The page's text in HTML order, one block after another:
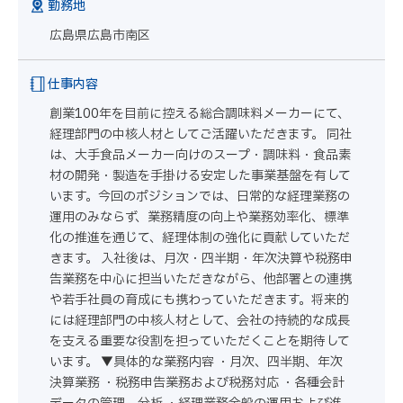
勤務地
広島県広島市南区
仕事内容
創業100年を目前に控える総合調味料メーカーにて、
経理部門の中核人材としてご活躍いただきます。 同社
は、大手食品メーカー向けのスープ・調味料・食品素
材の開発・製造を手掛ける安定した事業基盤を有して
います。今回のポジションでは、日常的な経理業務の
運用のみならず、業務精度の向上や業務効率化、標準
化の推進を通じて、経理体制の強化に貢献していただ
きます。 入社後は、月次・四半期・年次決算や税務申
告業務を中心に担当いただきながら、他部署との連携
や若手社員の育成にも携わっていただきます。将来的
には経理部門の中核人材として、会社の持続的な成長
を支える重要な役割を担っていただくことを期待して
います。 ▼具体的な業務内容 ・月次、四半期、年次
決算業務 ・税務申告業務および税務対応 ・各種会計